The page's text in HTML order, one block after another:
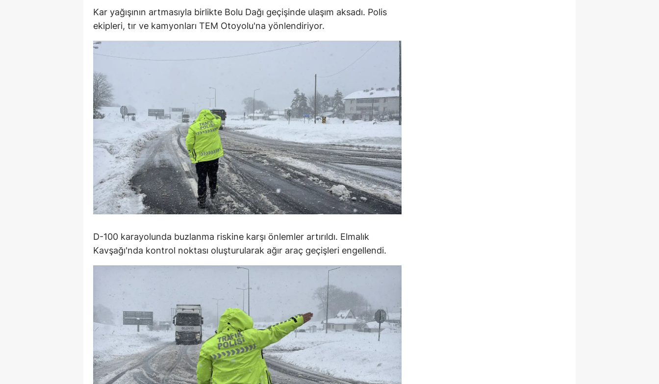
Hakkari
Isparta
İstanbul
İzmir
Kars
Kastamonu
Kayseri
Kırklareli
Kocaeli
Konya
Malatya
Manisa
Kahramanmaraş
Mardin
Muğla
Kar yağışının artmasıyla birlikte Bolu Dağı geçişinde ulaşım aksadı. Polis
ekipleri, tır ve kamyonları TEM Otoyolu'na yönlendiriyor.
D-100 karayolunda buzlanma riskine karşı önlemler artırıldı. Elmalık
Kavşağı'nda kontrol noktası oluşturularak ağır araç geçişleri engellendi.